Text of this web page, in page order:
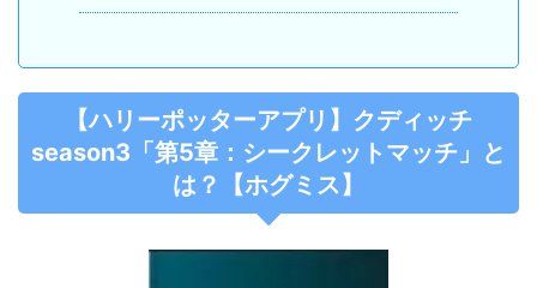
【ハリーポッターアプリ】クディッチ
season3「第5章：シークレットマッチ」と
は？【ホグミス】